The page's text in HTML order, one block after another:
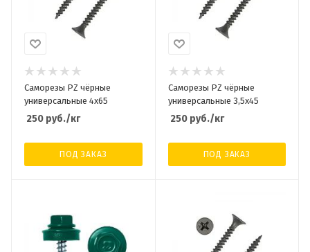
Саморезы PZ чёрные
универсальные 4х65
250 руб./кг
ПОД ЗАКАЗ
Саморезы PZ чёрные
универсальные 3,5х45
250руб./кг
ПОД ЗАКАЗ